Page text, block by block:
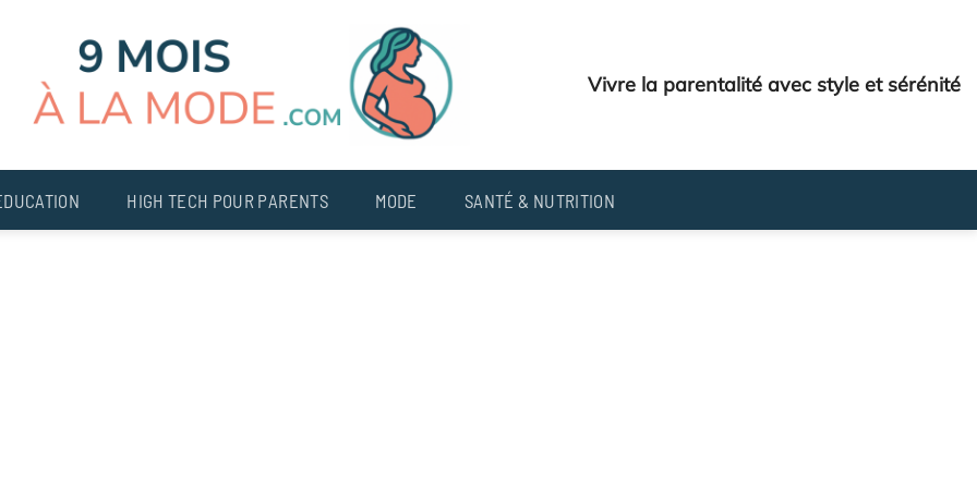
Vivre la parentalité avec style et sérénité
HIGH TECH POUR PARENTS MODE SANTÉ & NUTRITION